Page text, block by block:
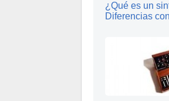
¿Qué es un
Diferencias